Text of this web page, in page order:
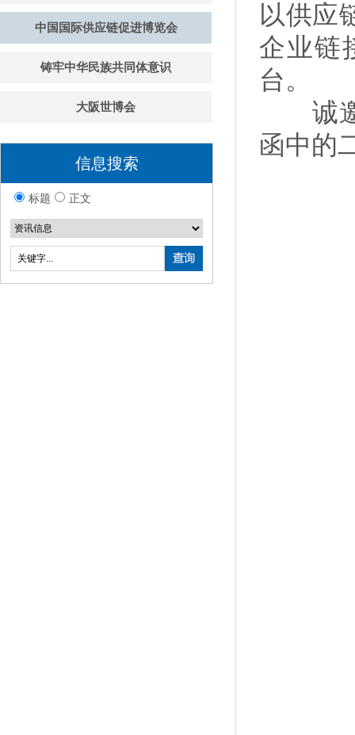
中国国际供应链促进博览会
铸牢中华民族共同体意识
大阪世博会
信息搜索
标题 正文
以供应
企业链
台。
诚邀
函中的